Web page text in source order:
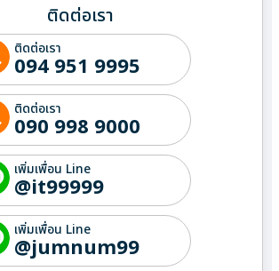
ติดต่อเรา
ติดต่อเรา
094 951 9995
ติดต่อเรา
090 998 9000
เพิ่มเพื่อน Line
@it99999
เพิ่มเพื่อน Line
@jumnum99